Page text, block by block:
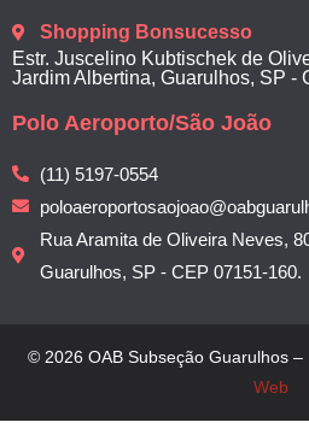
Shopping Bonsucesso
Estr. Juscelino Kubtischek de
Jardim Albertina, Guarulhos, SP -
Polo Aeroporto/São João
(11) 5197-0554
Rua Aramita de Oliveira Neves,
Guarulhos, SP - CEP 07151-160.
© 2026 OAB Subseção Guarulhos –
Web